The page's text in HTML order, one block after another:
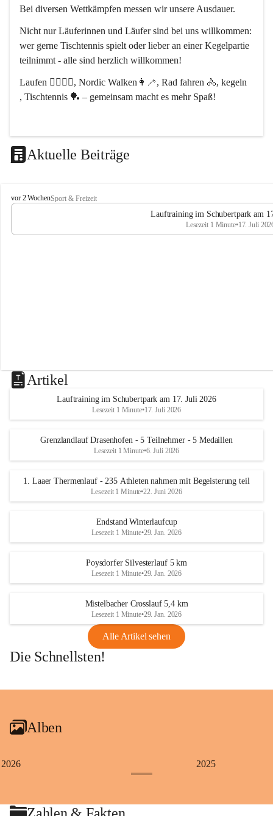
Bei diversen Wettkämpfen messen wir unsere Ausdauer.
Nicht nur Läuferinnen und Läufer sind bei uns willkommen:
wer gerne Tischtennis spielt oder lieber an einer Kegelpartie
teilnimmt - alle sind herzlich willkommen!
Laufen 🏃‍♂️🏃‍♀️, Nordic Walken👩‍🦯, Rad fahren 🚴, kegeln
, Tischtennis 🏓 – gemeinsam macht es mehr Spaß!
Aktuelle Beiträge
L
V
a
vor 2 WochenSport & Freizeit
Lauftraining im Schubertpark am
Lesezeit 1 Minute•17. Juli
Artikel
Lauftraining im Schubertpark am 17. Juli 2026
Lesezeit 1 Minute•17. Juli 2026
Grenzlandlauf Drasenhofen - 5 Teilnehmer - 5 Medaillen
Lesezeit 1 Minute•6. Juli 2026
1. Laaer Thermenlauf - 235 Athleten nahmen mit Begeisterung teil
Lesezeit 1 Minute•22. Juni 2026
Endstand Winterlaufcup
Lesezeit 1 Minute•29. Jan. 2026
Poysdorfer Silvesterlauf 5 km
Lesezeit 1 Minute•29. Jan. 2026
Mistelbacher Crosslauf 5,4 km
Lesezeit 1 Minute•29. Jan. 2026
Alle Artikel sehen
Die Schnellsten!
+1
Alben
2026 2025
Zahlen & Fakten